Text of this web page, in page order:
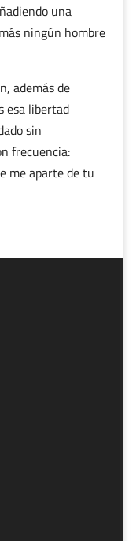
una
ningún hombre
además de
esa libertad
sin
frecuencia:
me aparte de tu